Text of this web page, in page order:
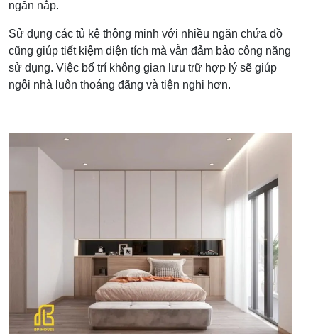
ngăn nắp.
Sử dụng các tủ kệ thông minh với nhiều ngăn chứa đồ
cũng giúp tiết kiệm diện tích mà vẫn đảm bảo công năng
sử dụng. Việc bố trí không gian lưu trữ hợp lý sẽ giúp
ngôi nhà luôn thoáng đãng và tiện nghi hơn.